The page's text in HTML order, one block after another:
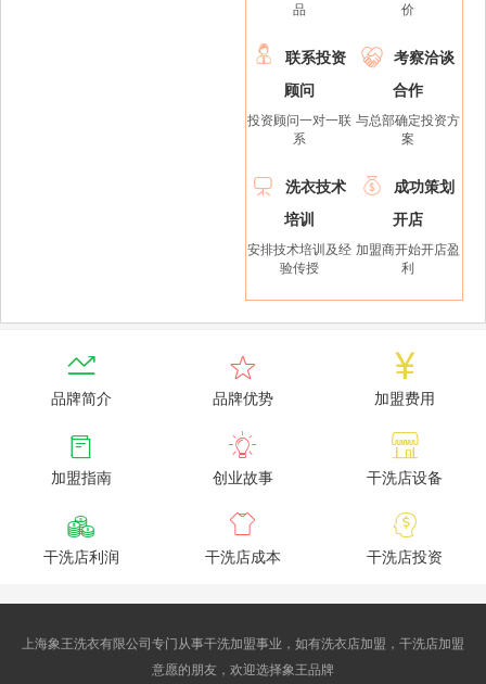
品
价

联系投资
顾问
投资顾问一对一联
系

考察洽谈
合作
与总部确定投资方
案

洗衣技术
培训
安排技术培训及经
验传授

成功策划
开店
加盟商开始开店盈
利

品牌简介

品牌优势

加盟费用

加盟指南

创业故事

干洗店设备

干洗店利润

干洗店成本

干洗店投资
上海象王洗衣有限公司专门从事干洗加盟事业，如有洗衣店加盟，干洗店加盟
意愿的朋友，欢迎选择象王品牌